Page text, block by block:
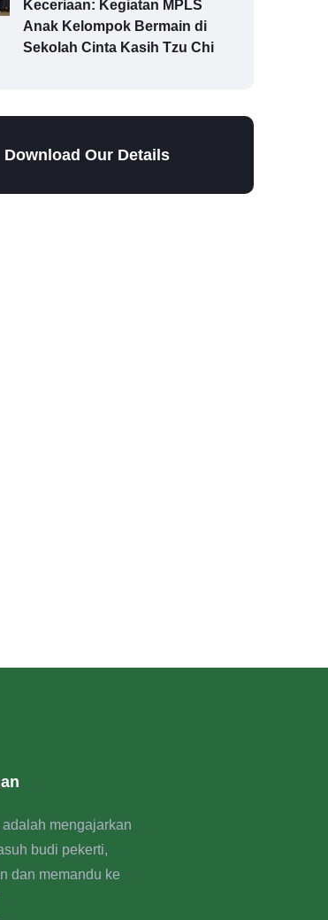
Keceriaan: Kegiatan MPLS
Anak Kelompok Bermain di
Sekolah Cinta Kasih Tzu Chi
Download Our Details
mengajarkan
budi pekerti,
dan memandu ke